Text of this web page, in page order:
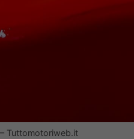
Tuttomotoriweb.it